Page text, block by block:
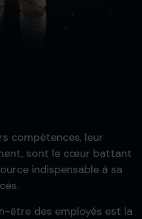
compétences, leur
sont le cœur battant
indispensable à sa
être des employés est la